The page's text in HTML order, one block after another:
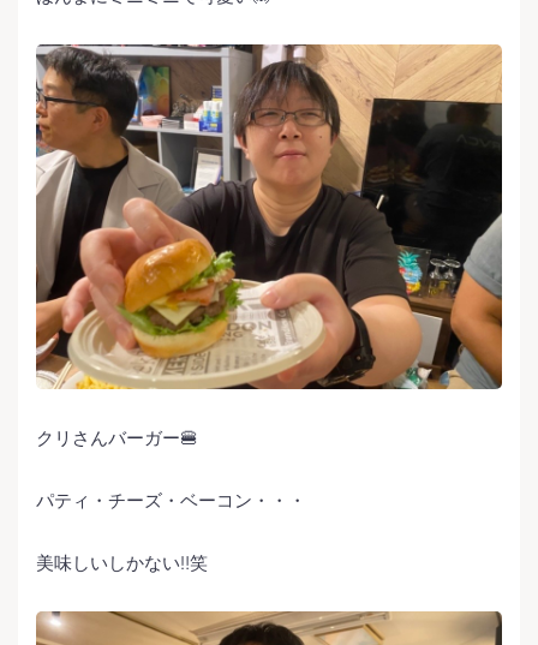
クリさんバーガー🍔
パティ・チーズ・ベーコン・・・
美味しいしかない‼️笑